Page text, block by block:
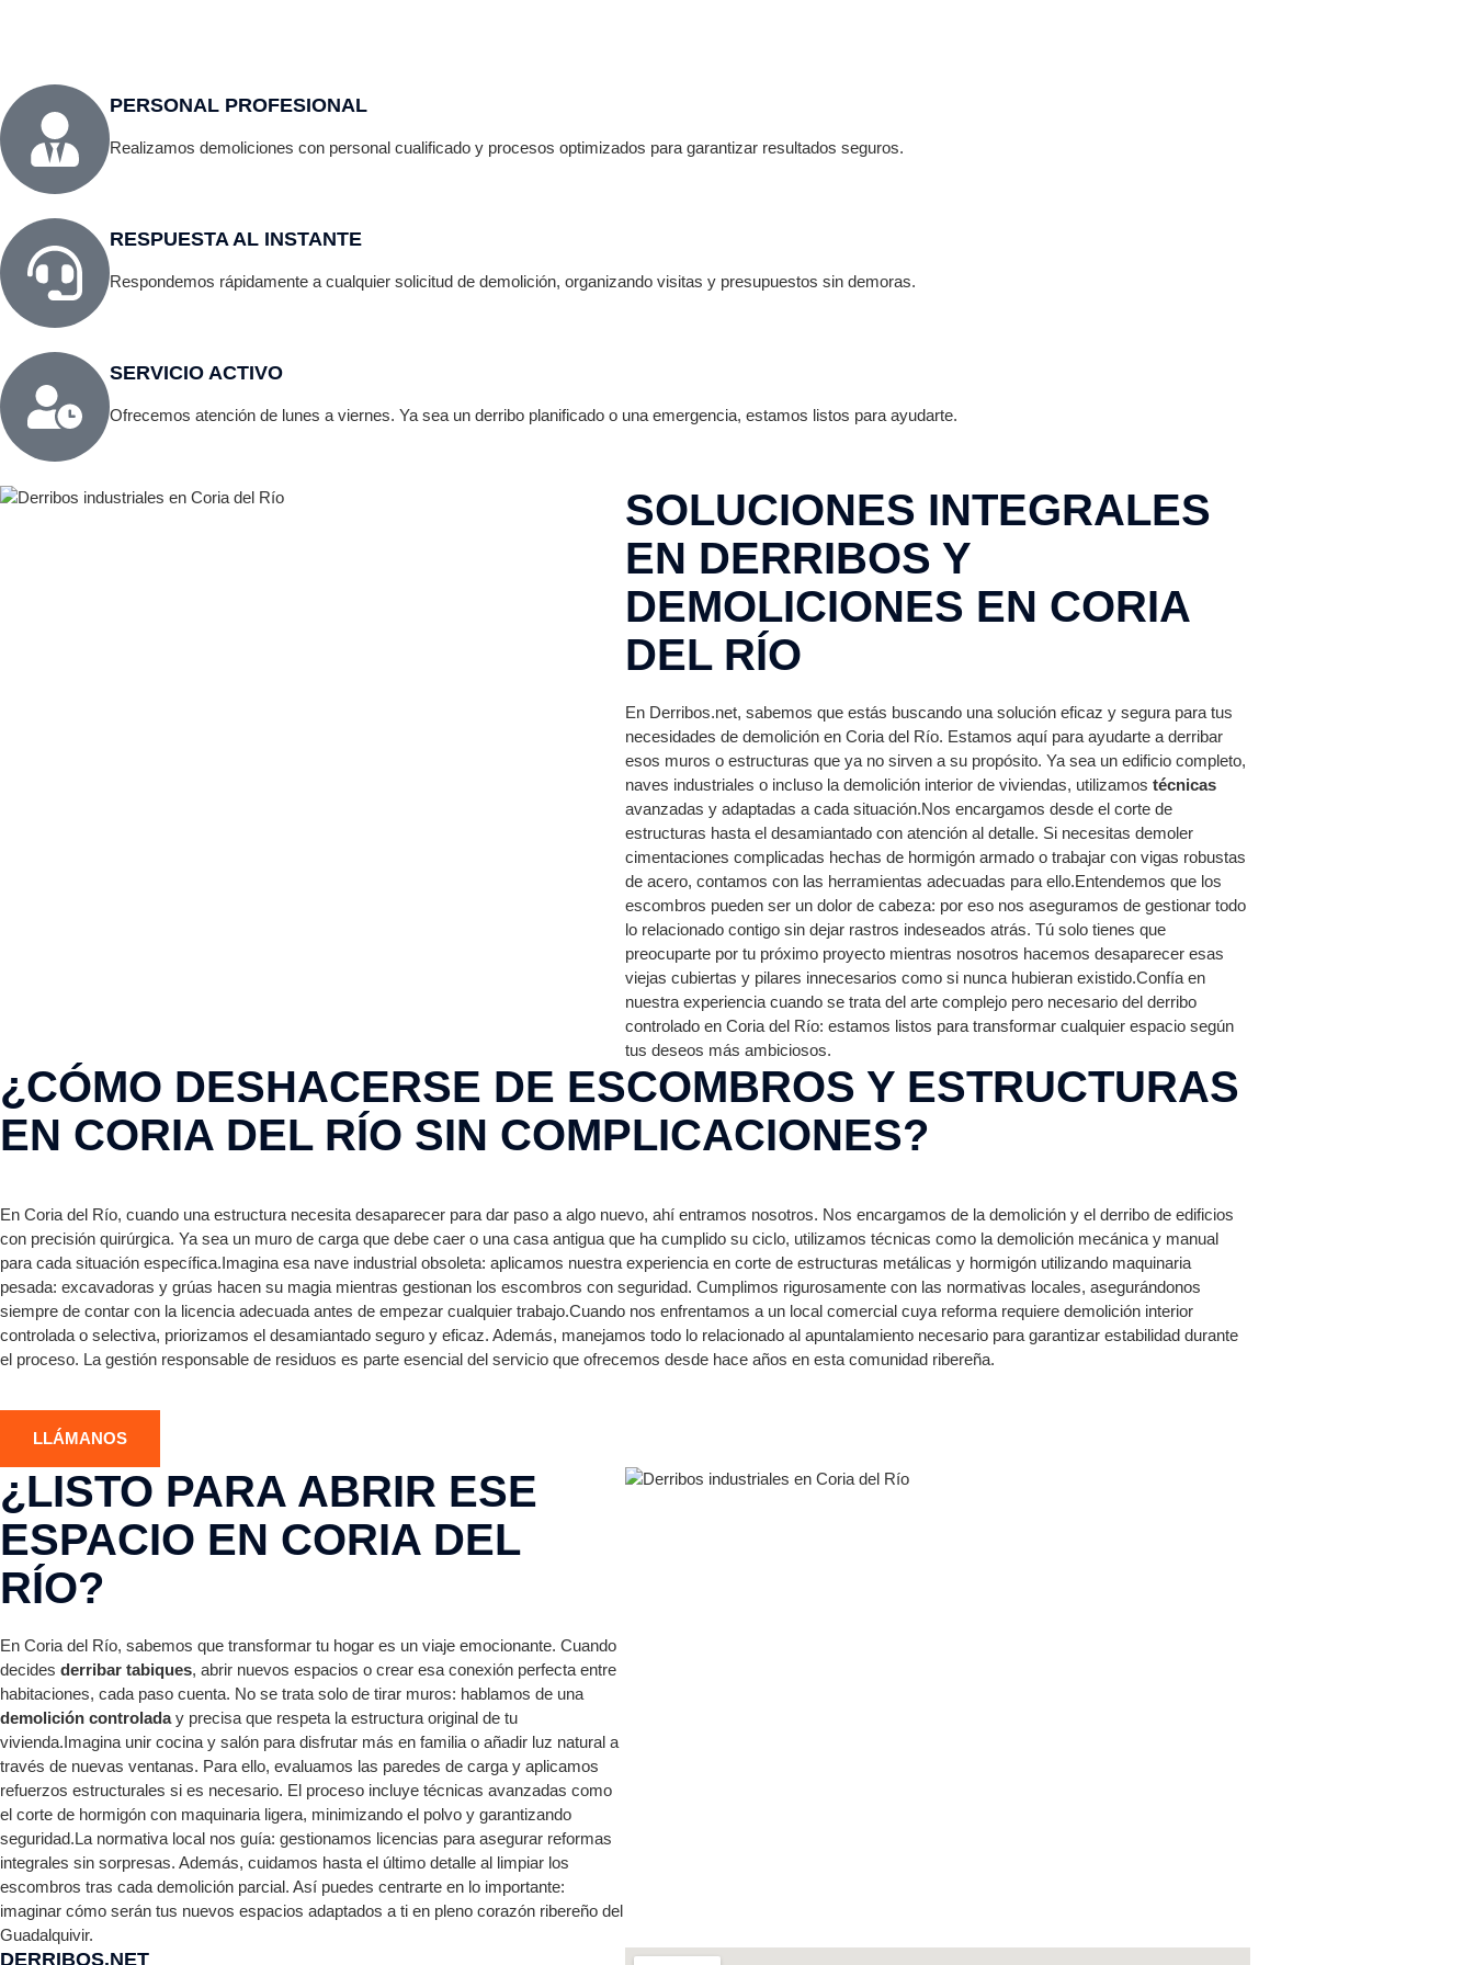
PERSONAL PROFESIONAL
Realizamos demoliciones con personal cualificado y procesos optimizados para garantizar resultados seguros.
RESPUESTA AL INSTANTE
Respondemos rápidamente a cualquier solicitud de demolición, organizando visitas y presupuestos sin demoras.
SERVICIO ACTIVO
Ofrecemos atención de lunes a viernes. Ya sea un derribo planificado o una emergencia, estamos listos para ayudarte.
SOLUCIONES INTEGRALES
EN DERRIBOS Y
DEMOLICIONES EN CORIA
DEL RÍO
En Derribos.net, sabemos que estás buscando una solución eficaz y segura para tus
necesidades de demolición en Coria del Río. Estamos aquí para ayudarte a derribar
esos muros o estructuras que ya no sirven a su propósito. Ya sea un edificio completo,
naves industriales o incluso la demolición interior de viviendas, utilizamos técnicas
avanzadas y adaptadas a cada situación.Nos encargamos desde el corte de
estructuras hasta el desamiantado con atención al detalle. Si necesitas demoler
cimentaciones complicadas hechas de hormigón armado o trabajar con vigas robustas
de acero, contamos con las herramientas adecuadas para ello.Entendemos que los
escombros pueden ser un dolor de cabeza: por eso nos aseguramos de gestionar todo
lo relacionado contigo sin dejar rastros indeseados atrás. Tú solo tienes que
preocuparte por tu próximo proyecto mientras nosotros hacemos desaparecer esas
viejas cubiertas y pilares innecesarios como si nunca hubieran existido.Confía en
nuestra experiencia cuando se trata del arte complejo pero necesario del derribo
controlado en Coria del Río: estamos listos para transformar cualquier espacio según
tus deseos más ambiciosos.
¿CÓMO DESHACERSE DE ESCOMBROS Y ESTRUCTURAS
EN CORIA DEL RÍO SIN COMPLICACIONES?
En Coria del Río, cuando una estructura necesita desaparecer para dar paso a algo nuevo, ahí entramos nosotros. Nos encargamos de la demolición y el derribo de edificios
con precisión quirúrgica. Ya sea un muro de carga que debe caer o una casa antigua que ha cumplido su ciclo, utilizamos técnicas como la demolición mecánica y manual
para cada situación específica.Imagina esa nave industrial obsoleta: aplicamos nuestra experiencia en corte de estructuras metálicas y hormigón utilizando maquinaria
pesada: excavadoras y grúas hacen su magia mientras gestionan los escombros con seguridad. Cumplimos rigurosamente con las normativas locales, asegurándonos
siempre de contar con la licencia adecuada antes de empezar cualquier trabajo.Cuando nos enfrentamos a un local comercial cuya reforma requiere demolición interior
controlada o selectiva, priorizamos el desamiantado seguro y eficaz. Además, manejamos todo lo relacionado al apuntalamiento necesario para garantizar estabilidad durante
el proceso. La gestión responsable de residuos es parte esencial del servicio que ofrecemos desde hace años en esta comunidad ribereña.
LLÁMANOS
¿LISTO PARA ABRIR ESE
ESPACIO EN CORIA DEL
RÍO?
En Coria del Río, sabemos que transformar tu hogar es un viaje emocionante. Cuando
decides derribar tabiques, abrir nuevos espacios o crear esa conexión perfecta entre
habitaciones, cada paso cuenta. No se trata solo de tirar muros: hablamos de una
demolición controladay precisa que respeta la estructura original de tu
vivienda.Imagina unir cocina y salón para disfrutar más en familia o añadir luz natural a
través de nuevas ventanas. Para ello, evaluamos las paredes de carga y aplicamos
refuerzos estructurales si es necesario. El proceso incluye técnicas avanzadas como
el corte de hormigón con maquinaria ligera, minimizando el polvo y garantizando
seguridad.La normativa local nos guía: gestionamos licencias para asegurar reformas
integrales sin sorpresas. Además, cuidamos hasta el último detalle al limpiar los
escombros tras cada demolición parcial. Así puedes centrarte en lo importante:
imaginar cómo serán tus nuevos espacios adaptados a ti en pleno corazón ribereño del
Guadalquivir.
DERRIBOS.NET